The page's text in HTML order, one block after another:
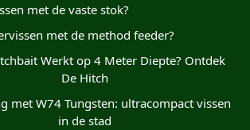
met de vaste stok?
met de method feeder?
Werkt op 4 Meter Diepte? Ontdek
De Hitch
met W74 Tungsten: ultracompact vissen
in de stad